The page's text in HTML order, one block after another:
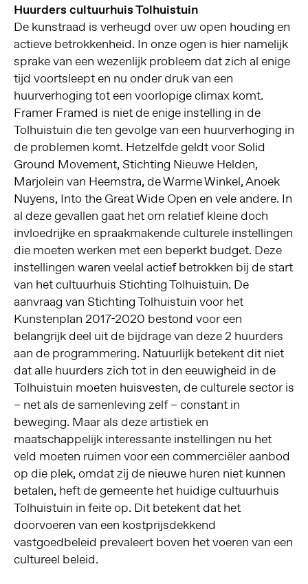
Huurders cultuurhuis Tolhuistuin
De kunstraad is verheugd over uw open houding en
actieve betrokkenheid. In onze ogen is hier namelijk
sprake van een wezenlijk probleem dat zich al enige
tijd voortsleept en nu onder druk van een
huurverhoging tot een voorlopige climax komt.
Framer Framed is niet de enige instelling in de
Tolhuistuin die ten gevolge van een huurverhoging in
de problemen komt. Hetzelfde geldt voor Solid
Ground Movement, Stichting Nieuwe Helden,
Marjolein van Heemstra, de Warme Winkel, Anoek
Nuyens, Into the Great Wide Open en vele andere. In
al deze gevallen gaat het om relatief kleine doch
invloedrijke en spraakmakende culturele instellingen
die moeten werken met een beperkt budget. Deze
instellingen waren veelal actief betrokken bij de start
van het cultuurhuis Stichting Tolhuistuin. De
aanvraag van Stichting Tolhuistuin voor het
Kunstenplan 2017-2020 bestond voor een
belangrijk deel uit de bijdrage van deze 2 huurders
aan de programmering. Natuurlijk betekent dit niet
dat alle huurders zich tot in den eeuwigheid in de
Tolhuistuin moeten huisvesten, de culturele sector is
– net als de samenleving zelf – constant in
beweging. Maar als deze artistiek en
maatschappelijk interessante instellingen nu het
veld moeten ruimen voor een commerciëler aanbod
op die plek, omdat zij de nieuwe huren niet kunnen
betalen, heft de gemeente het huidige cultuurhuis
Tolhuistuin in feite op. Dit betekent dat het
doorvoeren van een kostprijsdekkend
vastgoedbeleid prevaleert boven het voeren van een
cultureel beleid.